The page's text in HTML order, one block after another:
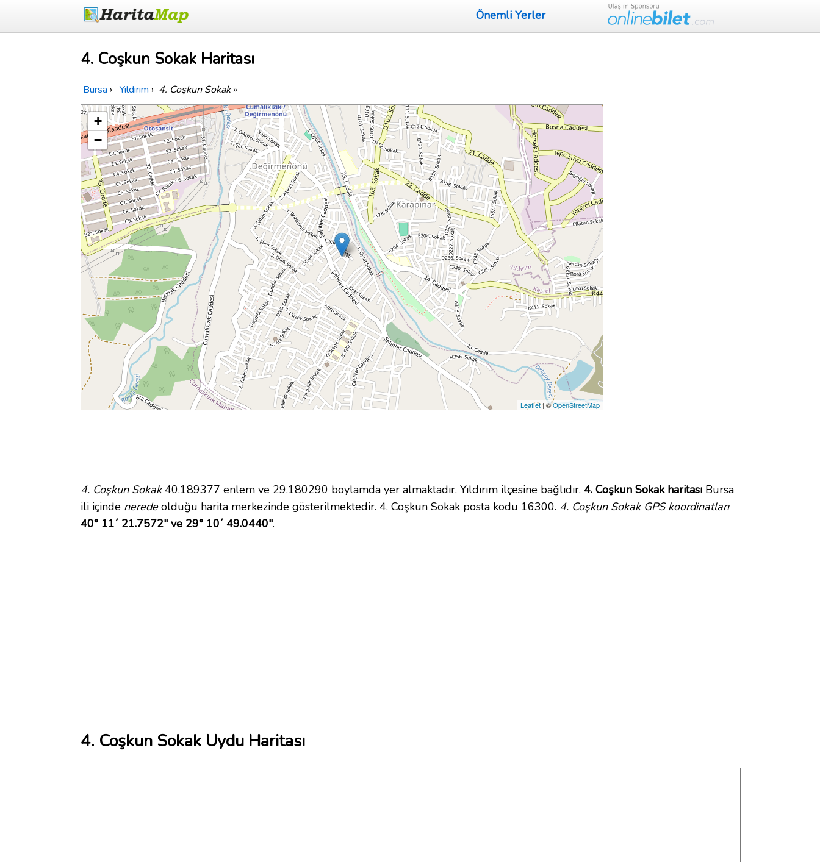
Önemli Yerler
4. Coşkun Sokak Haritası
Bursa › Yıldırım › 4. Coşkun Sokak»
+
−
Leaflet| ©OpenStreetMap
4. Coşkun Sokak40.189377 enlem ve 29.180290 boylamda yer almaktadır. Yıldırım ilçesine bağlıdır. 4. Coşkun Sokak haritası Bursa
ili içinde neredeolduğu harita merkezinde gösterilmektedir. 4. Coşkun Sokak posta kodu 16300. 4. Coşkun Sokak GPS koordinatları
40° 11´ 21.7572" ve 29° 10´ 49.0440".
4. Coşkun Sokak Uydu Haritası